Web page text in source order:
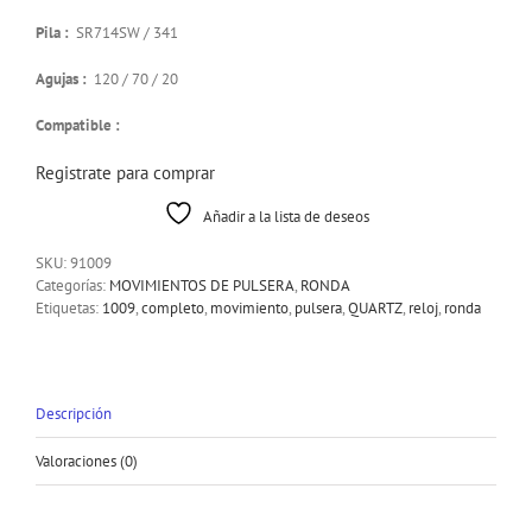
Pila : SR714SW / 341
Agujas : 120 / 70 / 20
Compatible :
Registrate para comprar
Añadir a la lista de deseos
SKU:91009
Categorías: MOVIMIENTOS DE PULSERA, RONDA
Etiquetas: 1009,completo, movimiento, pulsera,QUARTZ, reloj, ronda
Descripción
Valoraciones (0)